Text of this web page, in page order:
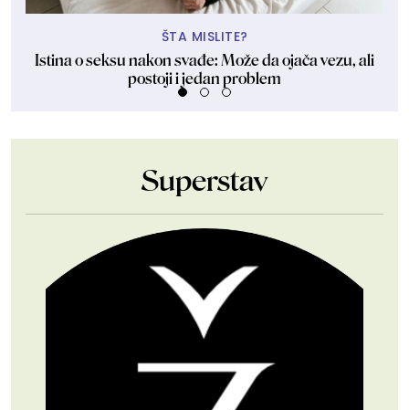
ŠTA MISLITE?
Istina o seksu nakon svađe: Može da ojača vezu, ali
postoji i jedan problem
Superstav